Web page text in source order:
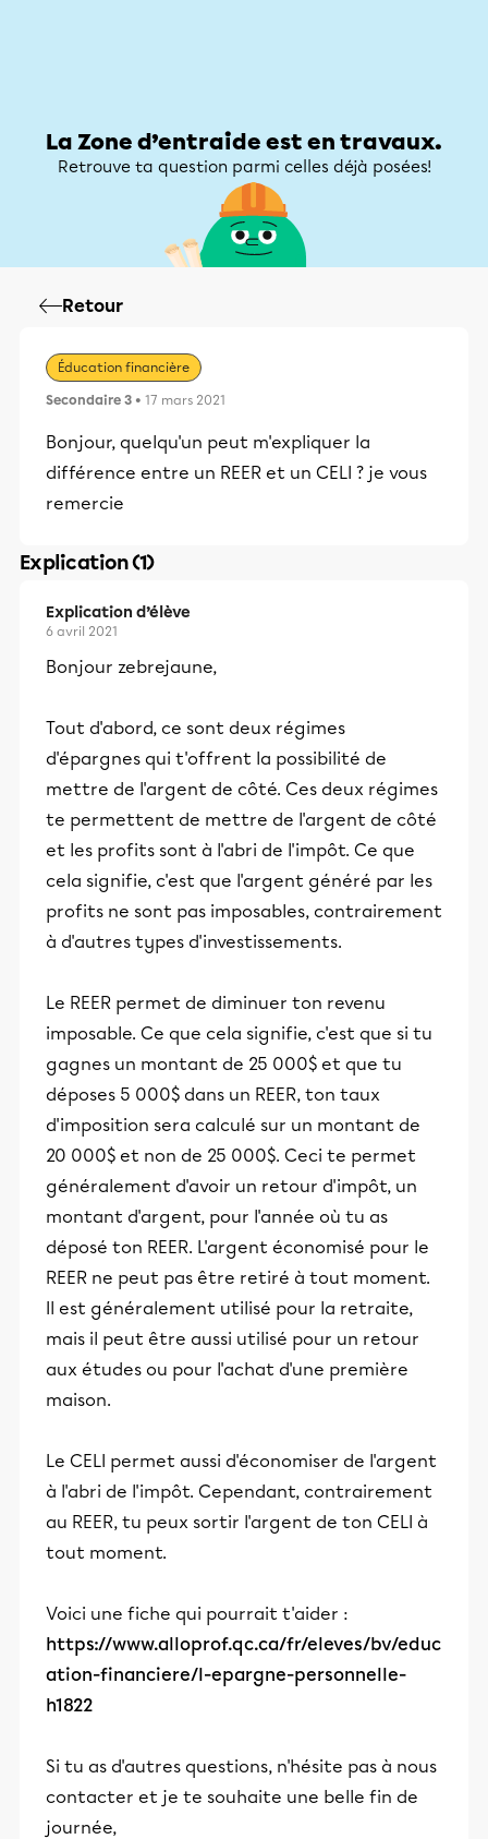
La Zone d’entraide est en travaux.
Retrouve ta question parmi celles déjà posées!
Retour
Éducation financière
Secondaire 3 • 17 mars 2021
Bonjour, quelqu'un peut m'expliquer la
différence entre un REER et un CELI ? je vous
remercie
Explication (1)
Explication d’élève
6 avril 2021
Bonjour zebrejaune,
Tout d'abord, ce sont deux régimes
d'épargnes qui t'offrent la possibilité de
mettre de l'argent de côté. Ces deux régimes
te permettent de mettre de l'argent de côté
et les profits sont à l'abri de l'impôt. Ce que
cela signifie, c'est que l'argent généré par les
profits ne sont pas imposables, contrairement
à d'autres types d'investissements.
Le REER permet de diminuer ton revenu
imposable. Ce que cela signifie, c'est que si tu
gagnes un montant de 25 000$ et que tu
déposes 5 000$ dans un REER, ton taux
d'imposition sera calculé sur un montant de
20 000$ et non de 25 000$. Ceci te permet
généralement d'avoir un retour d'impôt, un
montant d'argent, pour l'année où tu as
déposé ton REER. L'argent économisé pour le
REER ne peut pas être retiré à tout moment.
Il est généralement utilisé pour la retraite,
mais il peut être aussi utilisé pour un retour
aux études ou pour l'achat d'une première
maison.
Le CELI permet aussi d'économiser de l'argent
à l'abri de l'impôt. Cependant, contrairement
au REER, tu peux sortir l'argent de ton CELI à
tout moment.
Voici une fiche qui pourrait t'aider :
https://www.alloprof.qc.ca/fr/eleves/bv/educ
ation-financiere/l-epargne-personnelle-
h1822
Si tu as d'autres questions, n'hésite pas à nous
contacter et je te souhaite une belle fin de
journée,